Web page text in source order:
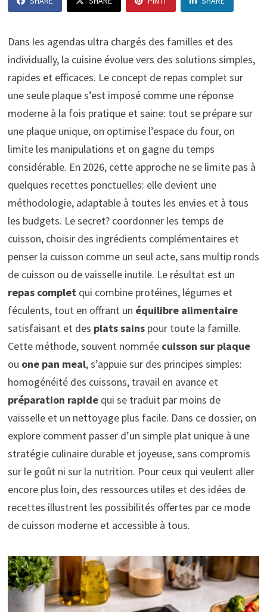
Dans les agendas ultra chargés des familles et des
individually, la cuisine évolue vers des solutions simples,
rapides et efficaces. Le concept de repas complet sur
une seule plaque s’est imposé comme une réponse
moderne à la fois pratique et saine: tout se prépare sur
une plaque unique, on optimise l’espace du four, on
limite les manipulations et on gagne du temps
considérable. En 2026, cette approche ne se limite pas à
quelques recettes ponctuelles: elle devient une
méthodologie, adaptable à toutes les envies et à tous
les budgets. Le secret? coordonner les temps de
cuisson, choisir des ingrédients complémentaires et
penser la cuisson comme un seul acte, sans multip ronds
de cuisson ou de vaisselle inutile. Le résultat est un
repas completqui combine protéines, légumes et
féculents, tout en offrant un équilibre alimentaire
satisfaisant et des plats sainspour toute la famille.
Cette méthode, souvent nommée cuisson sur plaque
ou one pan meal, s’appuie sur des principes simples:
homogénéité des cuissons, travail en avance et
préparation rapidequi se traduit par moins de
vaisselle et un nettoyage plus facile. Dans ce dossier, on
explore comment passer d’un simple plat unique à une
stratégie culinaire durable et joyeuse, sans compromis
sur le goût ni sur la nutrition. Pour ceux qui veulent aller
encore plus loin, des ressources utiles et des idées de
recettes illustrent les possibilités offertes par ce mode
de cuisson moderne et accessible à tous.